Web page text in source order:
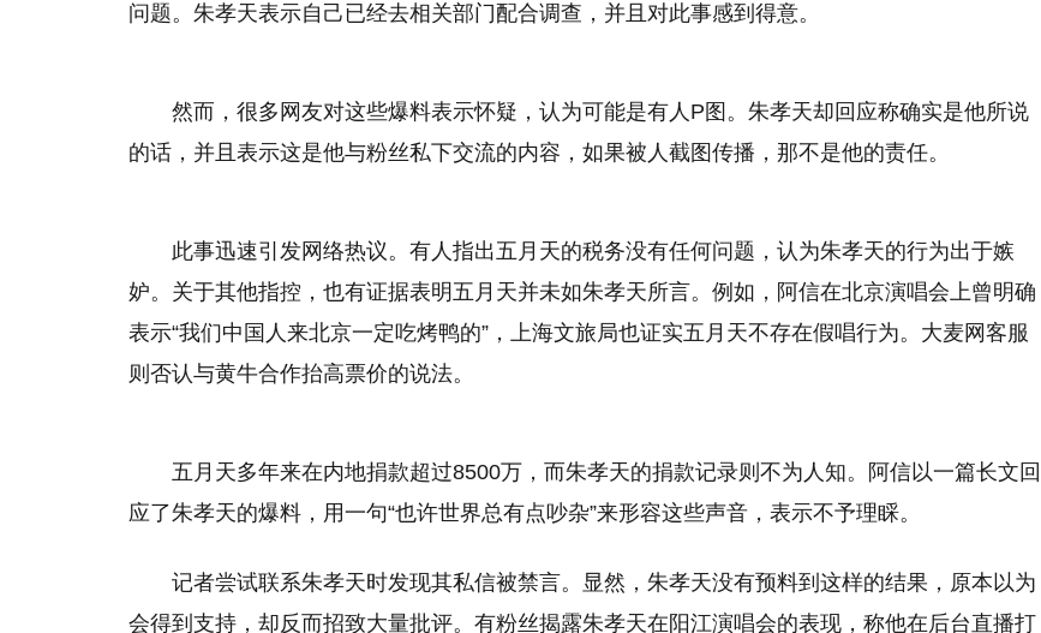
问题。朱孝天表示自己已经去相关部门配合调查，并且对此事感到得意。
然而，很多网友对这些爆料表示怀疑，认为可能是有人P图。朱孝天却回应称确实是他所说
的话，并且表示这是他与粉丝私下交流的内容，如果被人截图传播，那不是他的责任。
此事迅速引发网络热议。有人指出五月天的税务没有任何问题，认为朱孝天的行为出于嫉
妒。关于其他指控，也有证据表明五月天并未如朱孝天所言。例如，阿信在北京演唱会上曾明确
表示“我们中国人来北京一定吃烤鸭的”，上海文旅局也证实五月天不存在假唱行为。大麦网客服
则否认与黄牛合作抬高票价的说法。
五月天多年来在内地捐款超过8500万，而朱孝天的捐款记录则不为人知。阿信以一篇长文回
应了朱孝天的爆料，用一句“也许世界总有点吵杂”来形容这些声音，表示不予理睬。
记者尝试联系朱孝天时发现其私信被禁言。显然，朱孝天没有预料到这样的结果，原本以为
会得到支持，却反而招致大量批评。有粉丝揭露朱孝天在阳江演唱会的表现，称他在后台直播打